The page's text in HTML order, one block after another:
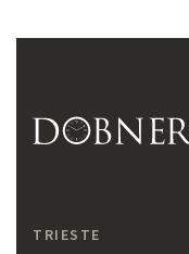
TRIESTE